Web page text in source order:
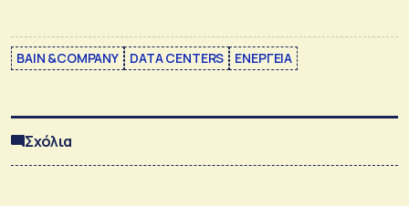
BAIN &COMPANY DATA CENTERS ΕΝΕΡΓΕΙΑ
Σχόλια